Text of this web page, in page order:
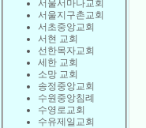
서울서마나교회
서울지구촌교회
서초중앙교회
서현 교회
선한목자교회
세한 교회
소망 교회
송정중앙교회
수원중앙침례
수영로교회
수유제일교회